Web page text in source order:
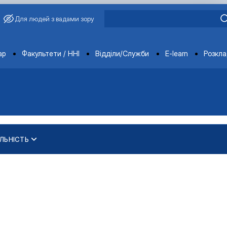
Для людей з вадами зору
Факультети / ННІ Відділи/Служби E-learn
продукції твар…
продукції твар…